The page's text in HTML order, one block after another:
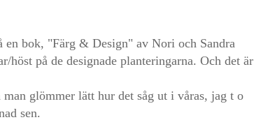
en bok, "Färg & Design" av Nori och Sandra
höst på de designade planteringarna. Och det är
glömmer lätt hur det såg ut i våras, jag t o
sen.